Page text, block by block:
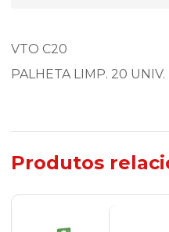
VTO C20
PALHETA LIMP. 20 UNIV.
Produtos